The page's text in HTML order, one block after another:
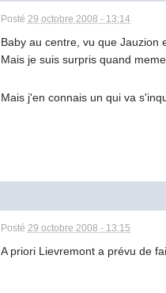
Posté29 octobre 2008 - 13:14
Baby au centre, vu que Jauzion
Mais je suis surpris quand
Mais j'en connais un qui va
Posté29 octobre 2008 - 13:15
A priori Lievremont a prévu de